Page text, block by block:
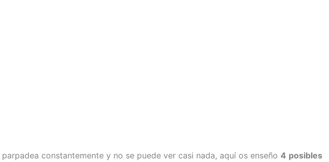
constantemente y no se puede ver casi nada, aquí os enseño 4 posibles